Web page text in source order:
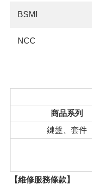
BSMI
NCC
商品系列
鍵盤、套件
【維修服務條款】